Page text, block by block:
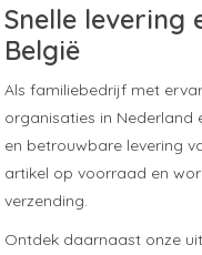
Snelle levering
België
Als familiebedrijf met
organisaties in Nederland
en betrouwbare levering
artikel op voorraad en
verzending.
Ontdek daarnaast onze